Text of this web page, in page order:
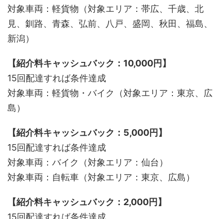
対象車両：軽貨物（対象エリア：帯広、千歳、北
見、釧路、青森、弘前、八戸、盛岡、秋田、福島、
新潟）
【紹介料キャッシュバック：10,000円】
15回配達すれば条件達成
対象車両：軽貨物・バイク（対象エリア：東京、広
島）
【紹介料キャッシュバック：5,000円】
15回配達すれば条件達成
対象車両：バイク（対象エリア：仙台）
対象車両：自転車（対象エリア：東京、広島）
【紹介料キャッシュバック：2,000円】
15回配達すれば条件達成